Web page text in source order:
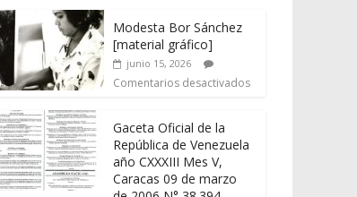
Modesta Bor Sánchez
[material gráfico]
junio 15, 2026
Comentarios desactivados
Gaceta Oficial de la
República de Venezuela
año CXXXIII Mes V,
Caracas 09 de marzo